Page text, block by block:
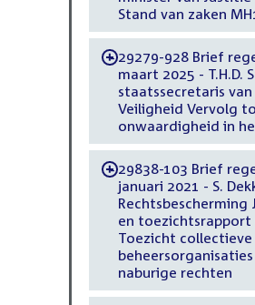
Stand van zaken
-29279-928 Brief
maart 2025 - T.H.D.
staatssecretaris
Veiligheid Vervolg
onwaardigheid in
-29838-103 Brief
januari 2021 - S.
Rechtsbescherming
en toezichtsrapport
Toezicht collectieve
naburige rechten